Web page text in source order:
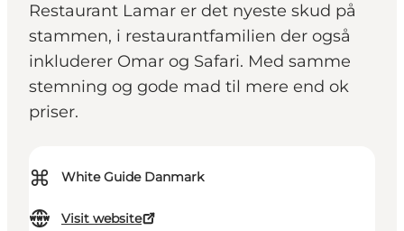
Restaurant Lamar er det nyeste skud på
stammen, i restaurantfamilien der også
inkluderer Omar og Safari. Med samme
stemning og gode mad til mere end ok
priser.
⌘ White Guide Danmark
Visit website